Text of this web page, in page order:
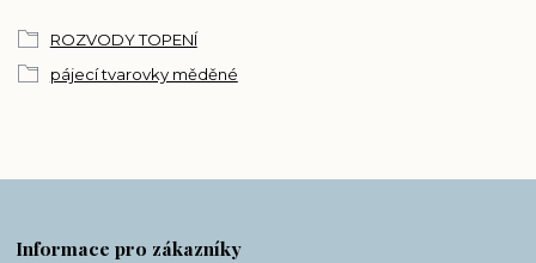
ROZVODY TOPENÍ
pájecí tvarovky měděné
Informace pro zákazníky